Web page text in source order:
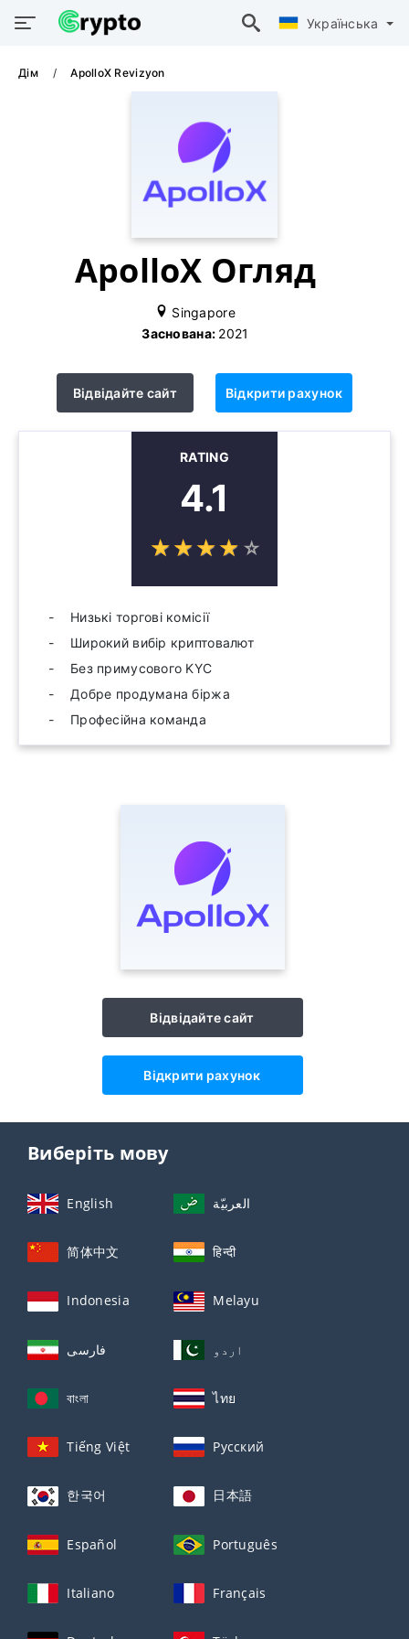
Українська
Дім ApolloX Revizyon
ApolloX Огляд
Singapore
Заснована: 2021
Відвідайте сайт Відкрити рахунок
RATING
4.1
☆☆☆☆ ☆
★★★★ ★
Низькі торгові комісії
Широкий вибір криптовалют
Без примусового KYC
Добре продумана біржа
Професійна команда
Відвідайте сайт
Відкрити рахунок
Виберіть мову
English العربيّة
简体中文 हिन्दी
Indonesia Melayu
فارسی اردو
বাংলা ไทย
Tiếng Việt Русский
한국어 日本語
Español Português
Italiano Français